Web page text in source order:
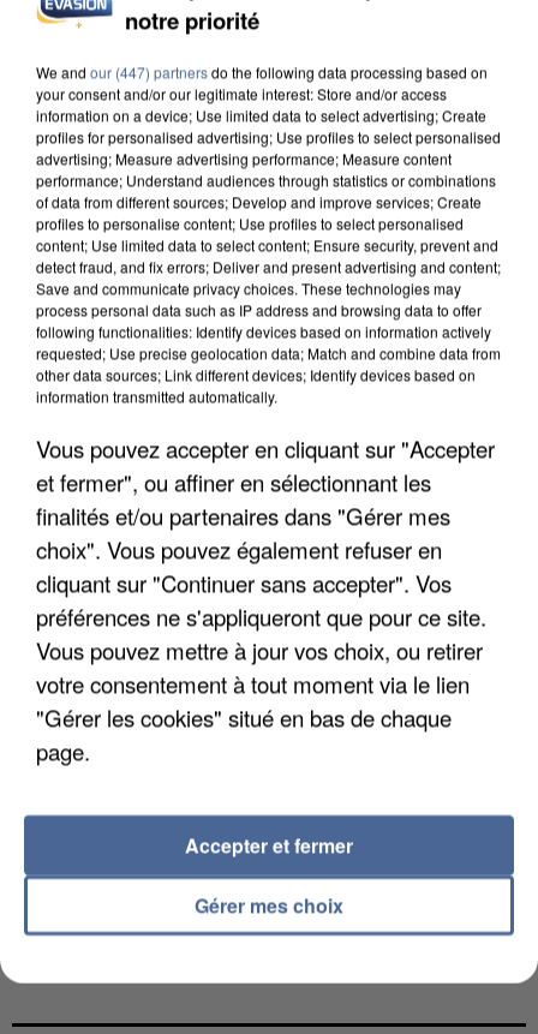
INCENDIES : L’ÎLE-DE-FRANCE LANCE UN ÉLAN
DE SOLIDARITÉ AVEC LES...
APRÈS TOUTES CES CANICULES, LES REFUGES
DE FAUNE SAUVAGE SONT...
L’UN DES FONDATEURS SUPPOSÉS DE LA DZ
notre priorité
We and our (447) partnersdo the following data processing based on
your consent and/or our legitimate interest: Store and/or access
information on a device; Use limited data to select advertising; Create
profiles for personalised advertising; Use profiles to select personalised
advertising; Measure advertising performance; Measure content
performance; Understand audiences through statistics or combinations
of data from different sources; Develop and improve services; Create
profiles to personalise content; Use profiles to select personalised
content; Use limited data to select content; Ensure security, prevent and
detect fraud, and fix errors; Deliver and present advertising and content;
Save and communicate privacy choices. These technologies may
process personal data such as IP address and browsing data to offer
following functionalities: Identify devices based on information actively
requested; Use precise geolocation data; Match and combine data from
other data sources; Link different devices; Identify devices based on
information transmitted automatically.
Vous pouvez accepter en cliquant sur "Accepter
et fermer", ou affiner en sélectionnant les
finalités et/ou partenaires dans "Gérer mes
choix". Vous pouvez également refuser en
cliquant sur "Continuer sans accepter". Vos
préférences ne s'appliqueront que pour ce site.
Vous pouvez mettre à jour vos choix, ou retirer
votre consentement à tout moment via le lien
"Gérer les cookies" situé en bas de chaque
page.
Gérer mes choix
Accepter et fermer